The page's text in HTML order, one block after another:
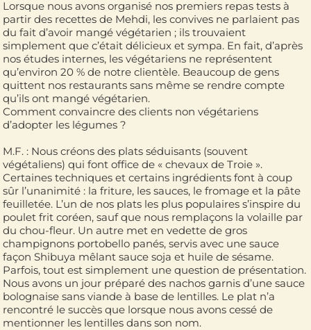
Lorsque nous avons organisé nos premiers repas tests à
partir des recettes de Mehdi, les convives ne parlaient pas
du fait d’avoir mangé végétarien ; ils trouvaient
simplement que c’était délicieux et sympa. En fait, d’après
nos études internes, les végétariens ne représentent
qu’environ 20 % de notre clientèle. Beaucoup de gens
quittent nos restaurants sans même se rendre compte
qu’ils ont mangé végétarien.
Comment convaincre des clients non végétariens
d’adopter les légumes ?
M.F. : Nous créons des plats séduisants (souvent
végétaliens) qui font office de « chevaux de Troie ».
Certaines techniques et certains ingrédients font à coup
sûr l’unanimité : la friture, les sauces, le fromage et la pâte
feuilletée. L’un de nos plats les plus populaires s’inspire du
poulet frit coréen, sauf que nous remplaçons la volaille par
du chou-fleur. Un autre met en vedette de gros
champignons portobello panés, servis avec une sauce
façon Shibuya mêlant sauce soja et huile de sésame.
Parfois, tout est simplement une question de présentation.
Nous avons un jour préparé des nachos garnis d’une sauce
bolognaise sans viande à base de lentilles. Le plat n’a
rencontré le succès que lorsque nous avons cessé de
mentionner les lentilles dans son nom.